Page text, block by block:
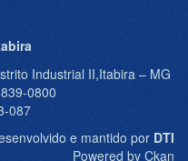
Industrial II,Itabira – MG
0800
087
e mantido por DTI
Powered by Ckan